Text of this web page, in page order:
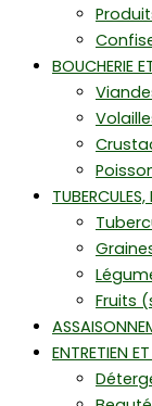
BOUCHERIE
Fruits
ENTRETIEN